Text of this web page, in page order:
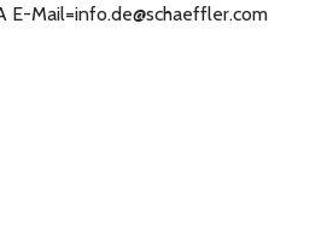
Mail=info.de@schaeffler.com